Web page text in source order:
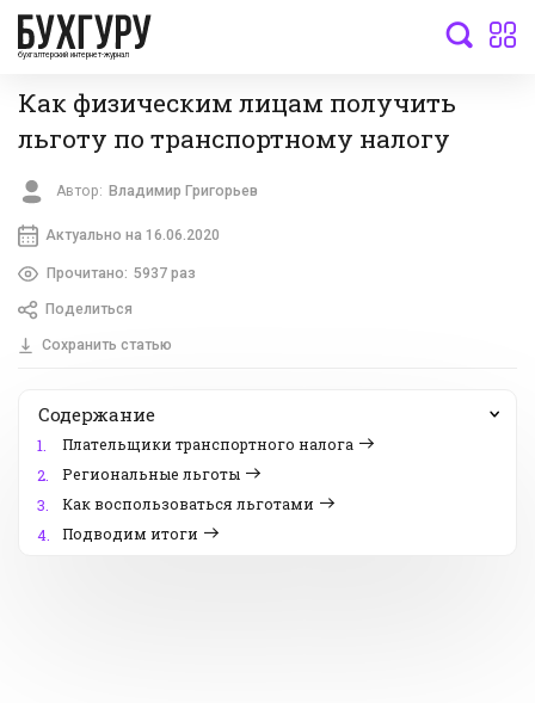
бухгалтерский интернет-журнал
Как физическим лицам получить
льготу по транспортному налогу
Автор: Владимир Григорьев
Актуально на 16.06.2020
Прочитано: 5937 раз
Поделиться
Сохранить статью
Содержание
1.
Плательщики транспортного налога
2.
Региональные льготы
3.
Как воспользоваться льготами
4.
Подводим итоги